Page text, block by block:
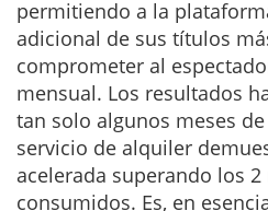
permitiendo a la
adicional de sus títulos
comprometer al
mensual. Los resultados
tan solo algunos meses
servicio de alquiler
acelerada superando los
consumidos. Es, en